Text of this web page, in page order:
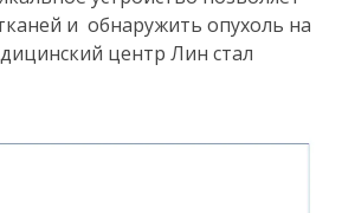
и обнаружить опухоль на
центр Лин стал